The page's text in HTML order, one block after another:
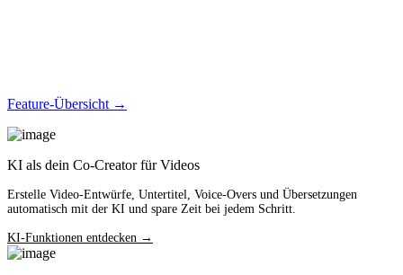
Feature-Übersicht →
KI als dein Co-Creator für Videos
Erstelle Video-Entwürfe, Untertitel, Voice-Overs und Übersetzungen
automatisch mit der KI und spare Zeit bei jedem Schritt.
KI-Funktionen entdecken →